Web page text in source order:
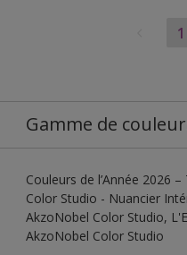
1
Gamme de
Couleurs de l’Année 2026
Color Studio - Nuancier
AkzoNobel Color Studio,
AkzoNobel Color Studio